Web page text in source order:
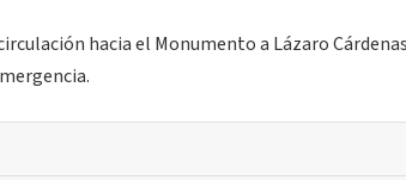
hacia el Monumento a Lázaro